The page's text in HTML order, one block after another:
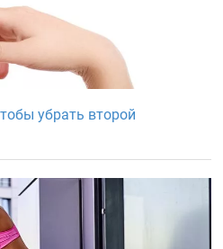
убрать второй